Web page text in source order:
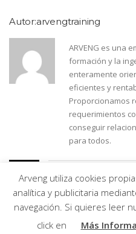
Autor:arvengtraining
ARVENG es una
formación y la
enteramente
eficientes y
Proporcionamos
requerimientos
conseguir
para todos.
Arveng Training S.L. -
Arveng utiliza cookies
analítica y publicitaria
navegación. Si quieres leer
click en
Más